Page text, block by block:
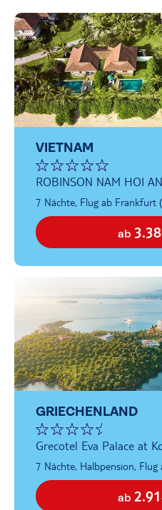
VIETNAM
ROBINSON NAM HOI AN
7 Nächte, Flug ab Frankfurt
ab
GRIECHENLAND
Grecotel Eva Palace at
7 Nächte, Halbpension,
ab